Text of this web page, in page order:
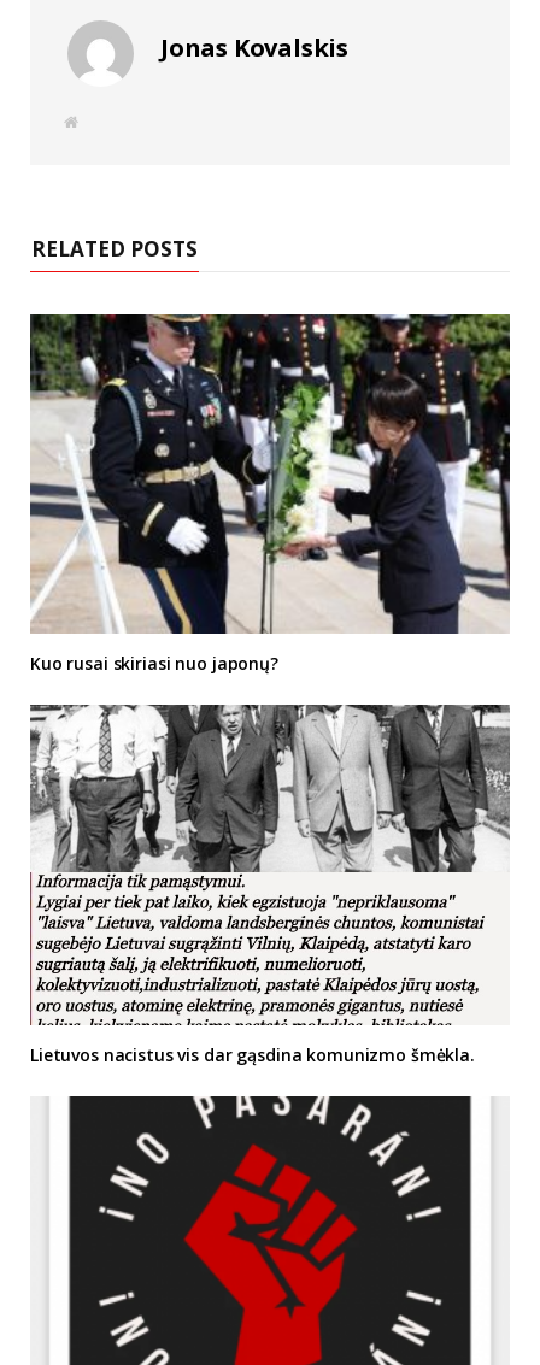
Jonas Kovalskis
W
RELATED POSTS
Kuo rusai skiriasi nuo japonų?
Lietuvos nacistus vis dar gąsdina komunizmo šmėkla.